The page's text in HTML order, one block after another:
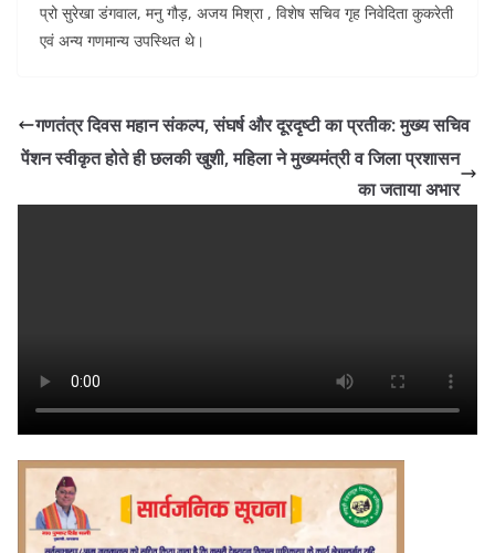
प्रो सुरेखा डंगवाल, मनु गौड़, अजय मिश्रा , विशेष सचिव गृह निवेदिता कुकरेती
एवं अन्य गणमान्य उपस्थित थे।
गणतंत्र दिवस महान संकल्प, संघर्ष और दूरदृष्टी का प्रतीक: मुख्य सचिव
पेंशन स्वीकृत होते ही छलकी खुशी, महिला ने मुख्यमंत्री व जिला प्रशासन
का जताया अभार